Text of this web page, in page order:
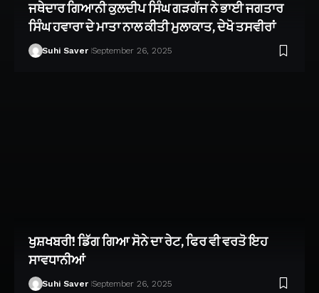
ਜਥੇਦਾਰ ਗਿਆਨੀ ਕੁਲਦੀਪ ਸਿੰਘ ਗੜਗੱਜ ਨੇ ਭਾਈ ਜਗਤਾਰ
ਸਿੰਘ ਹਵਾਰਾ ਦੇ ਮਾਤਾ ਨਾਲ ਕੀਤੀ ਮੁਲਾਕਾਤ, ਦੇਖੋ ਤਸਵੀਰਾਂ
Suhi Saver September 26, 2025
ਖੁਸ਼ਖਬਰੀ! ਡਿੱਗ ਗਿਆ ਸੋਨੇ ਦਾ ਰੇਟ, ਫਿਰ ਵੀ ਵਰਤੋ ਇਹ
ਸਾਵਧਾਨੀਆਂ
Suhi Saver September 26, 2025